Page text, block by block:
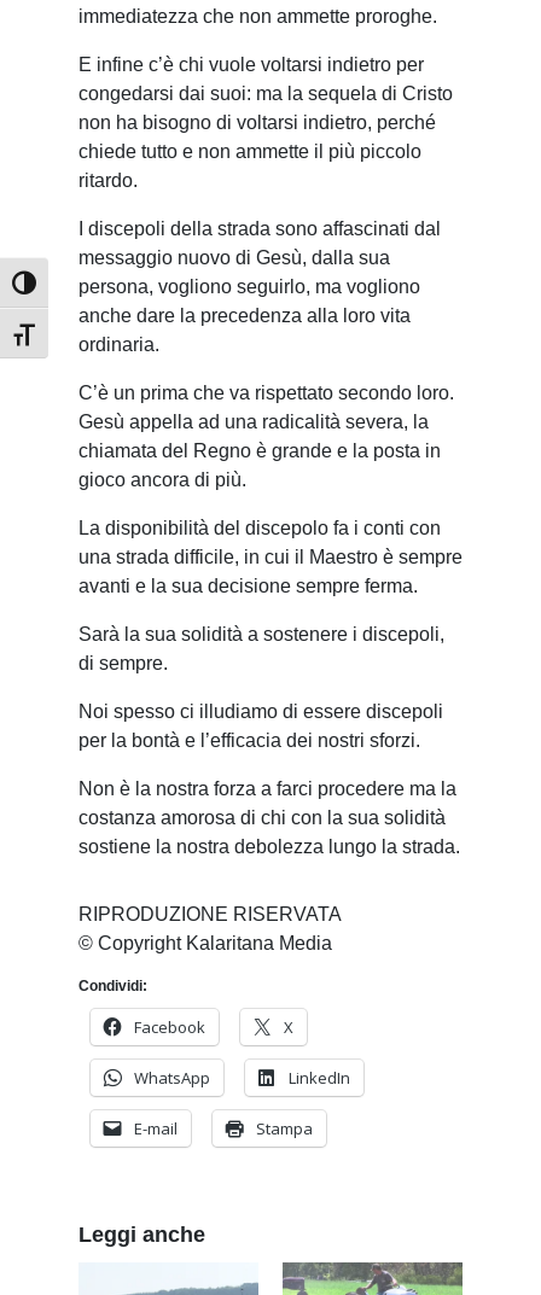
Attiva/disattiva alto contrasto
Attiva/disattiva dimensione testo
immediatezza che non ammette proroghe.
E infine c’è chi vuole voltarsi indietro per
congedarsi dai suoi: ma la sequela di Cristo
non ha bisogno di voltarsi indietro, perché
chiede tutto e non ammette il più piccolo
ritardo.
I discepoli della strada sono affascinati dal
messaggio nuovo di Gesù, dalla sua
persona, vogliono seguirlo, ma vogliono
anche dare la precedenza alla loro vita
ordinaria.
C’è un prima che va rispettato secondo loro.
Gesù appella ad una radicalità severa, la
chiamata del Regno è grande e la posta in
gioco ancora di più.
La disponibilità del discepolo fa i conti con
una strada difficile, in cui il Maestro è sempre
avanti e la sua decisione sempre ferma.
Sarà la sua solidità a sostenere i discepoli,
di sempre.
Noi spesso ci illudiamo di essere discepoli
per la bontà e l’efficacia dei nostri sforzi.
Non è la nostra forza a farci procedere ma la
costanza amorosa di chi con la sua solidità
sostiene la nostra debolezza lungo la strada.
RIPRODUZIONE RISERVATA
© Copyright Kalaritana Media
Condividi:
Facebook X
WhatsApp LinkedIn
E-mail Stampa
Leggi anche